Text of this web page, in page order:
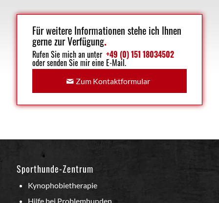
Für weitere Informationen stehe ich Ihnen
gerne zur Verfügung.
Rufen Sie mich an unter +49 (0) 151 18034502
oder senden Sie mir eine E-Mail.
Zum Kontaktformular
Sporthunde-Zentrum
Kynophobietherapie
Hilfe bei Problemhunden